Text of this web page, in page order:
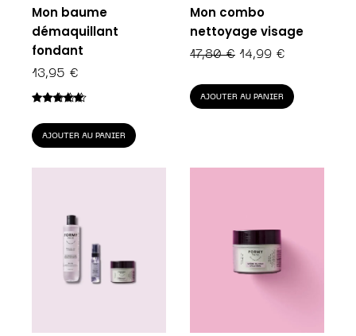
Mon baume
démaquillant
fondant
13,95 €
sur 5
AJOUTER AU PANIER
Mon combo
nettoyage visage
17,80€ LE
INITIAL
ÉTAIT :
14,99 €
ACTUEL
EST :
AJOUTER AU PANIER